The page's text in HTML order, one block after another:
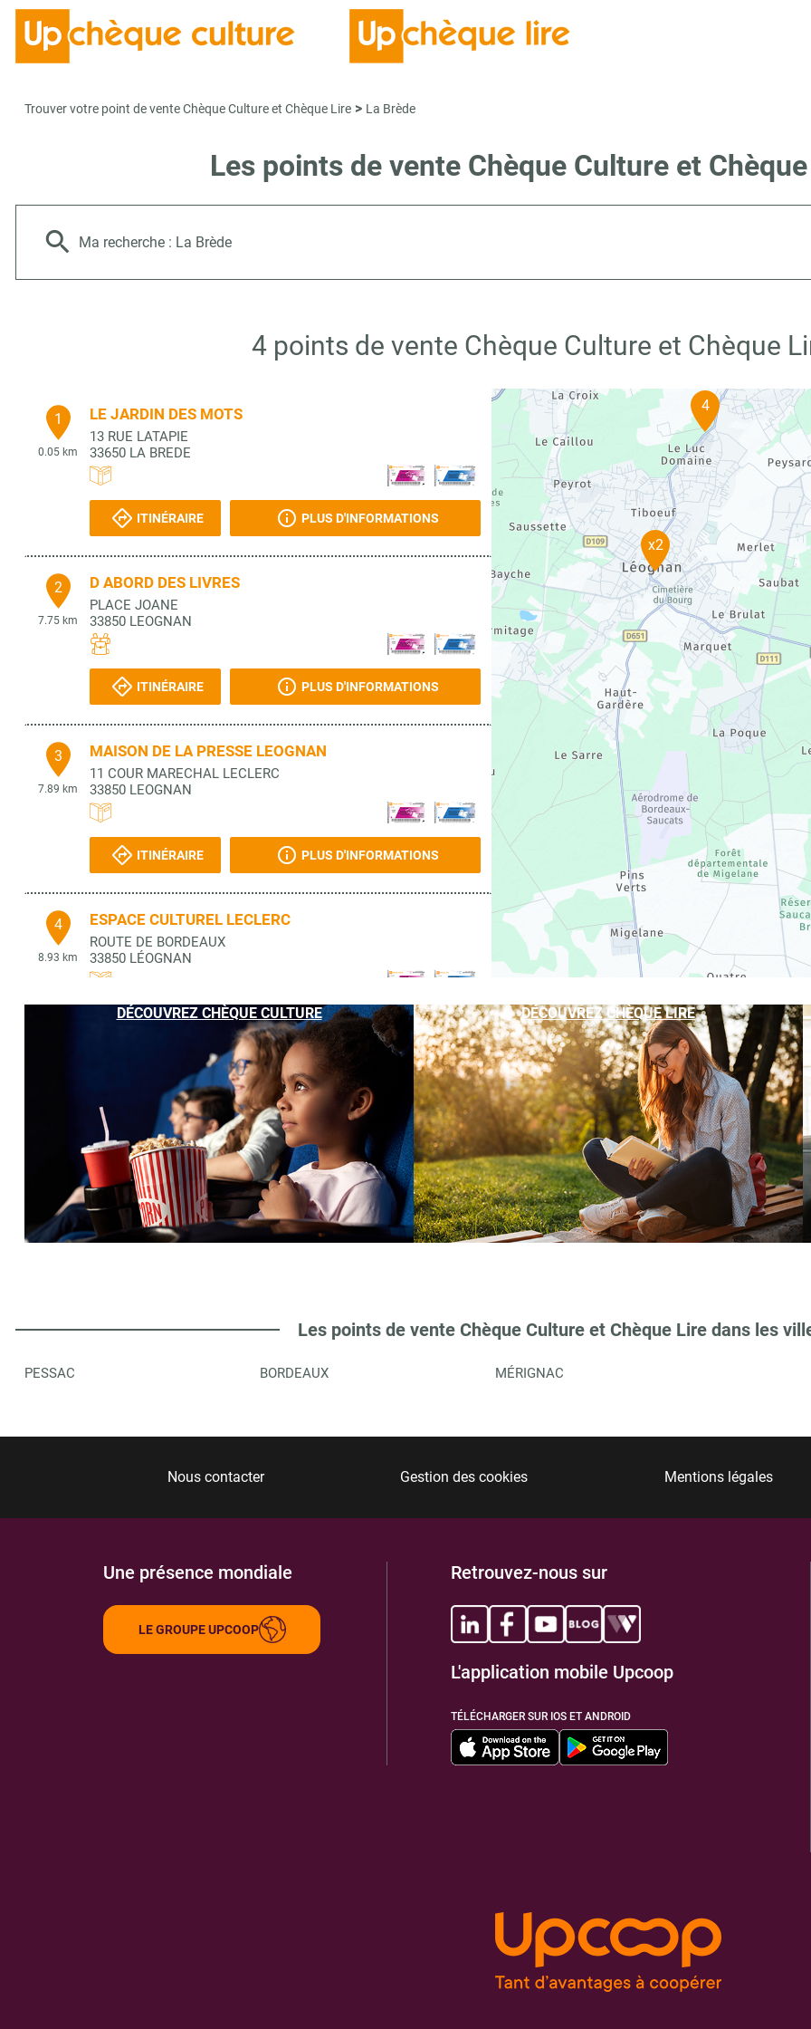
Trouver votre point de vente Chèque Culture et Chèque Lire > La Brède
Les points de vente Chèque Culture et
Ma recherche : La Brède
4 points de vente Chèque Culture et Chèque
1
0.05 km
LE JARDIN DES MOTS
13 RUE LATAPIE
33650 LA BREDE
ITINÉRAIRE PLUS D'INFORMATIONS
2
7.75 km
D ABORD DES LIVRES
PLACE JOANE
33850 LEOGNAN
ITINÉRAIRE PLUS D'INFORMATIONS
3
7.89 km
MAISON DE LA PRESSE LEOGNAN
11 COUR MARECHAL LECLERC
33850 LEOGNAN
ITINÉRAIRE PLUS D'INFORMATIONS
4
8.93 km
ESPACE CULTUREL LECLERC
ROUTE DE BORDEAUX
33850 LÉOGNAN
ITINÉRAIRE PLUS D'INFORMATIONS
4
x2
DÉCOUVREZ CHÈQUE CULTURE DÉCOUVREZ CHÈQUE LIRE
Les points de vente Chèque Culture et Chèque Lire dans les
PESSAC BORDEAUX MÉRIGNAC
Nous contacter Gestion des cookies Mentions légales
Une présence mondiale
LE GROUPE UPCOOP
Retrouvez-nous sur
L'application mobile Upcoop
TÉLÉCHARGER SUR IOS ET ANDROID